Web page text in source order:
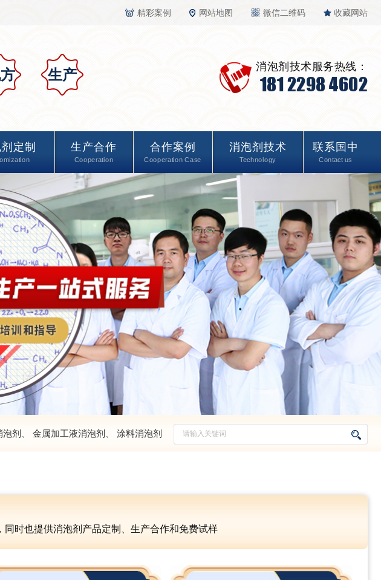
精彩案例 网站地图 微信二维码 收藏网站
生产 消泡剂技术服务热线：
181 2298 4602
定制 生产合作
Cooperation
合作案例
Cooperation Case
消泡剂技术
Technology
联系国中
Contact us
泡剂 金属加工液消泡剂 涂料消泡剂
时也提供消泡剂产品定制、生产合作和免费试样